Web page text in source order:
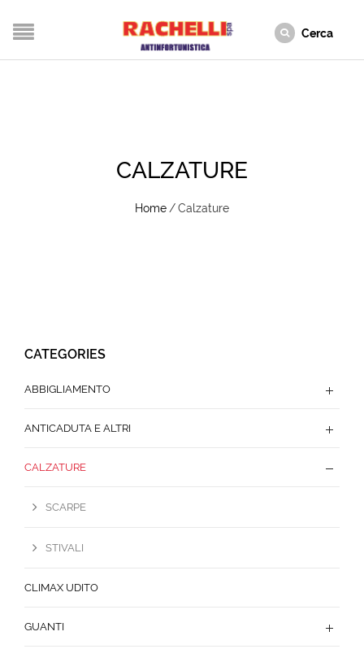
CALZATURE
Home /Calzature
CATEGORIES
ABBIGLIAMENTO
ANTICADUTA E ALTRI
CALZATURE
SCARPE
STIVALI
CLIMAX UDITO
GUANTI